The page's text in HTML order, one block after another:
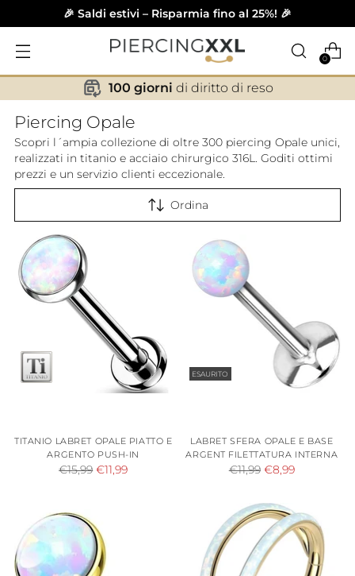
🎉 Saldi estivi – Risparmia fino al 25%! 🎉
0
✕
100 giorni di diritto di reso
Piercing Opale
Scopri l´ampia collezione di oltre 300 piercing Opale unici,
realizzati in titanio e acciaio chirurgico 316L. Goditi ottimi
prezzi e un servizio clienti eccezionale.
Ordina
TITANIO LABRET OPALE PIATTO E
ARGENTO PUSH-IN
Prezzo
€15,99 €11,99
ESAURITO
LABRET SFERA OPALE E BASE
ARGENT FILETTATURA INTERNA
Prezzo
listino
€11,99 €8,99